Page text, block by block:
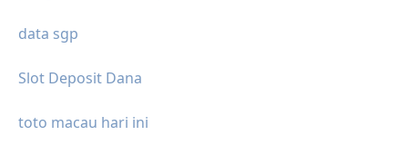
data sgp
Slot Deposit Dana
toto macau hari ini